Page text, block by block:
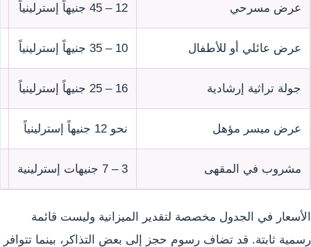
عرض مسرحي 12 – 45 جنيهاً إسترلينياً
عرض عائلي أو للأطفال 10 – 35 جنيهاً إسترلينياً
جولة تراثية إرشادية 16 – 25 جنيهاً إسترلينياً
عرض ميسر مؤهل نحو 12 جنيهاً إسترلينياً
مشروب في المقهى 3 – 7 جنيهات إسترلينية
الأسعار في الجدول مخصصة لتقدير الميزانية وليست قائمة
رسمية ثابتة. قد تضاف رسوم حجز إلى بعض التذاكر، بينما تتوافر